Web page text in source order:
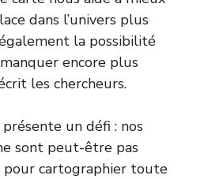
dans l’univers plus
la possibilité
encore plus
les chercheurs.
un défi : nos
sont peut-être pas
pour cartographier toute